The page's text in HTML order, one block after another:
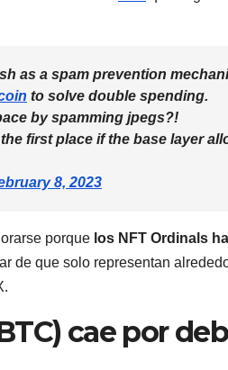
as a spam prevention
to solve double spending.
by spamming jpegs?!
first place if the base layer
8, 2023
porque los NFT Ordinals
de que solo representan
cae por